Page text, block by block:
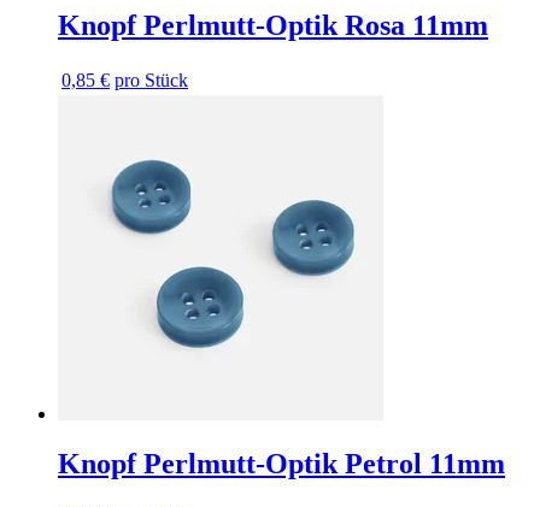
Knopf Perlmutt-Optik Rosa 11mm
0,85 € pro Stück
Knopf Perlmutt-Optik Petrol 11mm